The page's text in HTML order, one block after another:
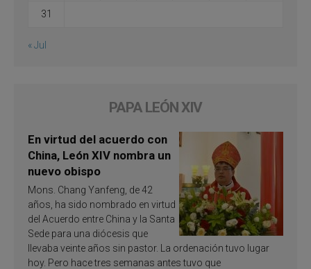
31
« Jul
PAPA LEÓN XIV
En virtud del acuerdo con
China, León XIV nombra un
nuevo obispo
Mons. Chang Yanfeng, de 42
años, ha sido nombrado en virtud
del Acuerdo entre China y la Santa
Sede para una diócesis que
llevaba veinte años sin pastor. La ordenación tuvo lugar
hoy. Pero hace tres semanas antes tuvo que